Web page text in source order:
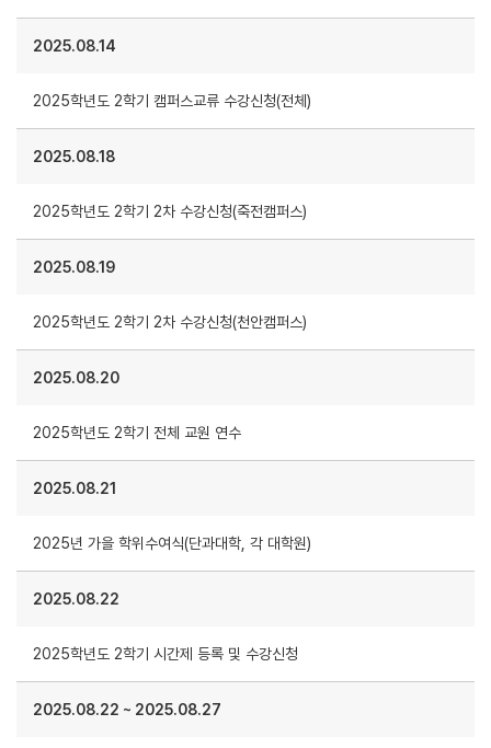
2025.08.14
2025학년도 2학기 캠퍼스교류 수강신청(전체)
2025.08.18
2025학년도 2학기 2차 수강신청(죽전캠퍼스)
2025.08.19
2025학년도 2학기 2차 수강신청(천안캠퍼스)
2025.08.20
2025학년도 2학기 전체 교원 연수
2025.08.21
2025년 가을 학위수여식(단과대학, 각 대학원)
2025.08.22
2025학년도 2학기 시간제 등록 및 수강신청
2025.08.22 ~ 2025.08.27